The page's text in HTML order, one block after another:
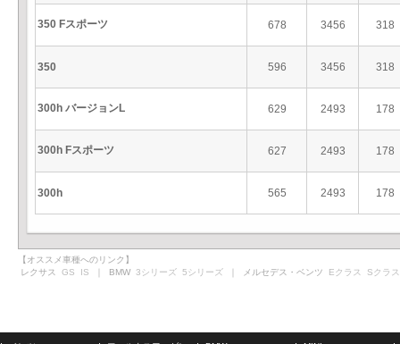
350 Fスポーツ 678 3456 318
350 596 3456 318
300h バージョンL 629 2493 178
300h Fスポーツ 627 2493 178
300h 565 2493 178
【オススメ車種へのリンク】
レクサス GS IS ｜ BMW 3シリーズ 5シリーズ ｜ メルセデス・ベンツ Eクラス Sクラス